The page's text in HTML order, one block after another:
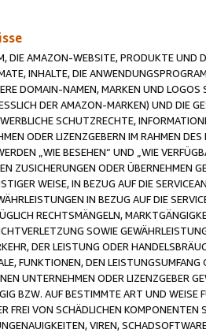
DIE AMAZON-WEBSITE, PRODUKTE UND
INHALTE, DIE
DOMAIN-NAMEN, MARKEN UND
DER AMAZON-MARKEN) UND DIE
SCHUTZRECHTE,
ODER LIZENZGEBERN IM RAHMEN
„WIE BESEHEN“ UND „WIE
ZUSICHERUNGEN ODER ÜBERNEHMEN
WEISE, IN BEZUG AUF DIE
IN BEZUG AUF DIE
RECHTSMÄNGELN,
SOWIE
DER LEISTUNG ODER
FUNKTIONEN, DEN
UNTERNEHMEN ODER LIZENZGEBER
BZW. AUF BESTIMMTE ART UND
FREI VON SCHÄDLICHEN
VIREN,